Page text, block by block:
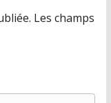
Les champs